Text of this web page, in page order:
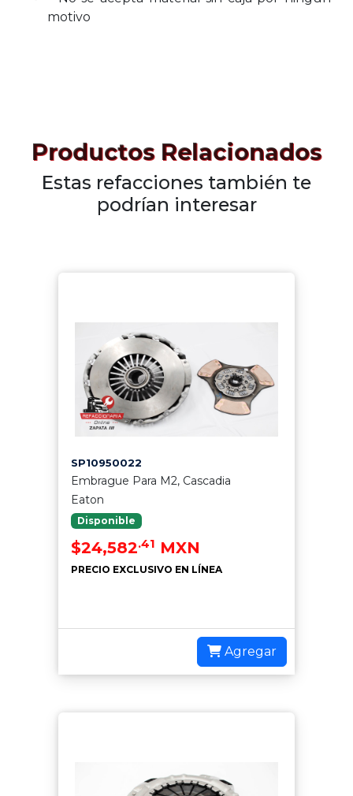
motivo
Productos Relacionados
Estas refacciones también te
podrían interesar
SP10950022
Embrague Para M2, Cascadia
Eaton
Disponible
$24,582.41 MXN
PRECIO EXCLUSIVO EN LÍNEA
Agregar